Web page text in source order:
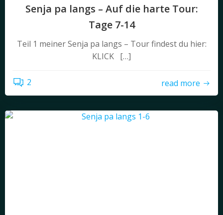
Senja pa langs – Auf die harte Tour:
Tage 7-14
Teil 1 meiner Senja pa langs – Tour findest du hier:
KLICK […]
2 read more